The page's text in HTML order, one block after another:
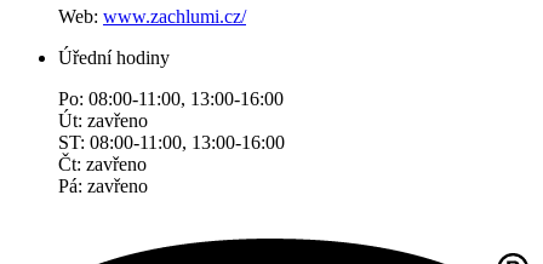
Web: www.zachlumi.cz/
Úřední hodiny
Po: 08:00-11:00, 13:00-16:00
Út: zavřeno
ST: 08:00-11:00, 13:00-16:00
Čt: zavřeno
Pá: zavřeno